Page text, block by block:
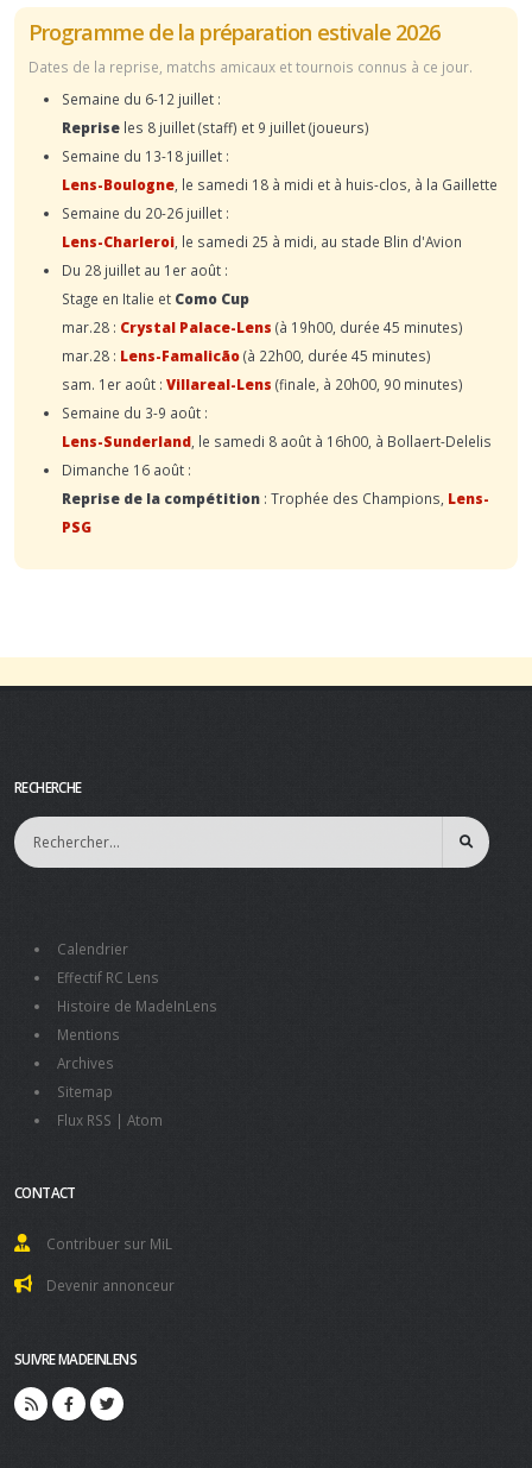
Programme de la préparation estivale 2026
Dates de la reprise, matchs amicaux et tournois connus à ce jour.
Semaine du 6-12 juillet :
Reprise les 8 juillet (staff) et 9 juillet (joueurs)
Semaine du 13-18 juillet :
Lens-Boulogne , le samedi 18 à midi et à huis-clos, à la Gaillette
Semaine du 20-26 juillet :
Lens-Charleroi , le samedi 25 à midi, au stade Blin d'Avion
Du 28 juillet au 1er août :
Stage en Italie et Como Cup
mar.28 : Crystal Palace-Lens (à 19h00, durée 45 minutes)
mar.28 : Lens-Famalicão(à 22h00, durée 45 minutes)
sam. 1er août : Villareal-Lens (finale, à 20h00, 90 minutes)
Semaine du 3-9 août :
Lens-Sunderland , le samedi 8 août à 16h00, à Bollaert-Delelis
Dimanche 16 août :
Reprise de la compétition : Trophée des Champions, Lens-
PSG
RECHERCHE
Calendrier
Effectif RC Lens
Histoire de MadeInLens
Mentions
Archives
Sitemap
Flux RSS | Atom
CONTACT
Contribuer sur MiL
Devenir annonceur
SUIVRE MADEINLENS